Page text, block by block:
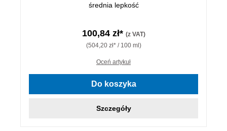
średnia lepkość
100,84 zł* (z VAT)
(504,20 zł* / 100 ml)
Oceń artykuł
Do koszyka
Szczegóły